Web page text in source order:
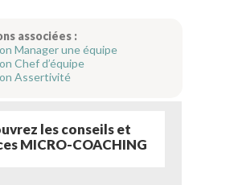
associées :
Manager une équipe
Chef d’équipe
Assertivité
les conseils et
MICRO-COACHING